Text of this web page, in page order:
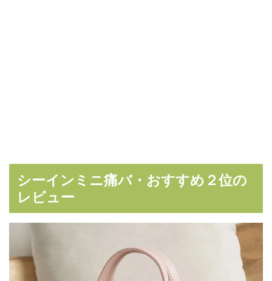
シーインミニ痛バ・おすすめ２位の
レビュー